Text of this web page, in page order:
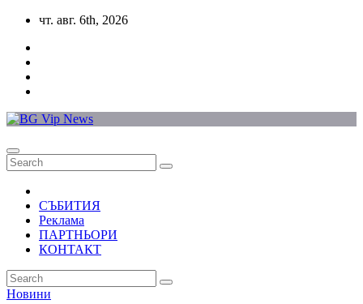
Skip
content
чт. авг. 6th, 2026
СЪБИТИЯ
Реклама
ПАРТНЬОРИ
КОНТАКТ
Новини